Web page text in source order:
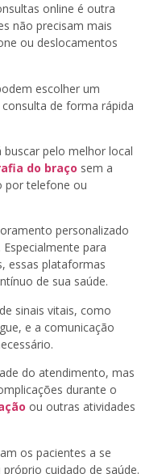
online é outra
não precisam mais
ou deslocamentos
escolher um
de forma rápida
pelo melhor local
do braço sem a
por telefone ou
personalizado
para
essas plataformas
de sua saúde.
sinais vitais, como
e a comunicação
do atendimento, mas
durante o
ou outras atividades
os pacientes a se
cuidado de saúde.